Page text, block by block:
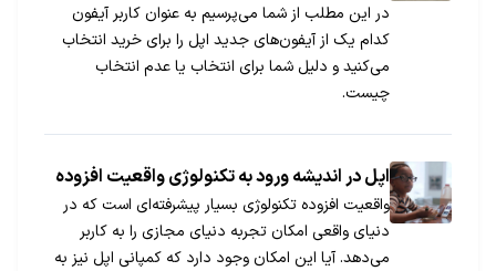
در این مطلب از شما می‌پرسیم به عنوان کاربر آیفون
کدام یک از آیفون‌های جدید اپل را برای خرید انتخاب
می‌کنید و دلیل شما برای انتخاب یا عدم انتخاب
چیست.
اپل در اندیشه ورود به تکنولوژی واقعیت افزوده
واقعیت افزوده تکنولوژی بسیار پیشرفته‌ای است که در
دنیای واقعی امکان تجربه دنیای مجازی را به کاربر
می‌دهد. آیا این امکان وجود دارد که کمپانی اپل نیز به